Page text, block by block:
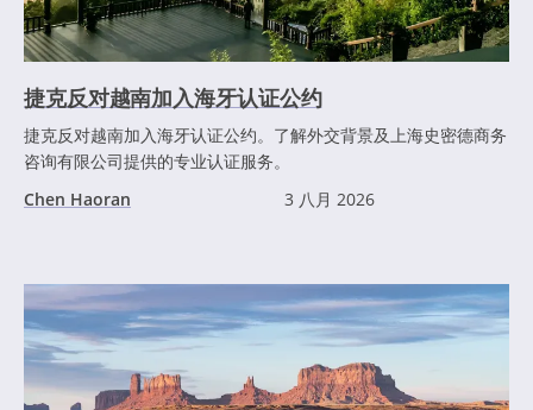
捷克反对越南加入海牙认证公约
捷克反对越南加入海牙认证公约。了解外交背景及上海史密德商务
咨询有限公司提供的专业认证服务。
Chen Haoran
3 八月 2026